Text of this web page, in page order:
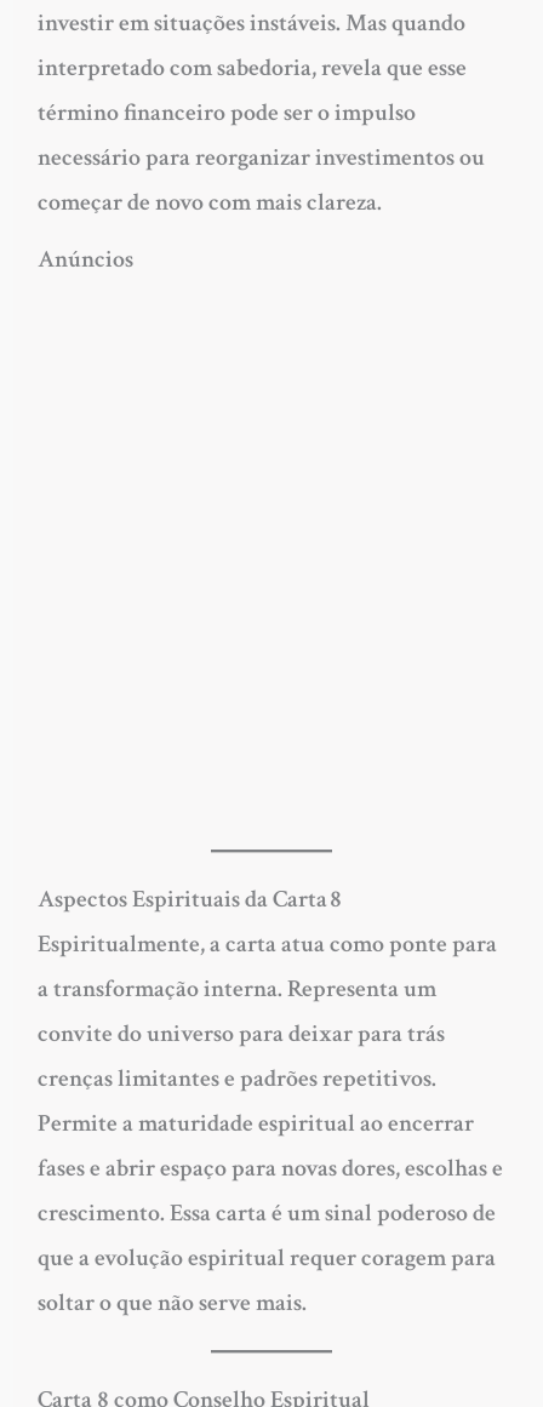
investir em situações instáveis. Mas quando
interpretado com sabedoria, revela que esse
término financeiro pode ser o impulso
necessário para reorganizar investimentos ou
começar de novo com mais clareza.
Anúncios
Aspectos Espirituais da Carta8
Espiritualmente, a carta atua como ponte para
a transformação interna. Representa um
convite do universo para deixar para trás
crenças limitantes e padrões repetitivos.
Permite a maturidade espiritual ao encerrar
fases e abrir espaço para novas dores, escolhas e
crescimento. Essa carta é um sinal poderoso de
que a evolução espiritual requer coragem para
soltar o que não serve mais.
Carta 8 como Conselho Espiritual